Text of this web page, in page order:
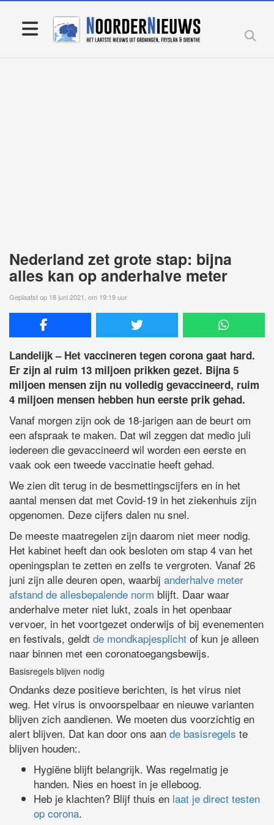
Nederland zet grote stap: bijna
alles kan op anderhalve meter
Geplaatst op 18 juni 2021, om 19:19 uur
Landelijk – Het vaccineren tegen corona gaat hard.
Er zijn al ruim 13 miljoen prikken gezet. Bijna 5
miljoen mensen zijn nu volledig gevaccineerd, ruim
4 miljoen mensen hebben hun eerste prik gehad.
Vanaf morgen zijn ook de 18-jarigen aan de beurt om
een afspraak te maken. Dat wil zeggen dat medio juli
iedereen die gevaccineerd wil worden een eerste en
vaak ook een tweede vaccinatie heeft gehad.
We zien dit terug in de besmettingscijfers en in het
aantal mensen dat met Covid-19 in het ziekenhuis zijn
opgenomen. Deze cijfers dalen nu snel.
De meeste maatregelen zijn daarom niet meer nodig.
Het kabinet heeft dan ook besloten om stap 4 van het
openingsplan te zetten en zelfs te vergroten. Vanaf 26
juni zijn alle deuren open, waarbij anderhalve meter
afstand de allesbepalende norm blijft. Daar waar
anderhalve meter niet lukt, zoals in het openbaar
vervoer, in het voortgezet onderwijs of bij evenementen
en festivals, geldt de mondkapjesplicht of kun je alleen
naar binnen met een coronatoegangsbewijs.
Basisregels blijven nodig
Ondanks deze positieve berichten, is het virus niet
weg. Het virus is onvoorspelbaar en nieuwe varianten
blijven zich aandienen. We moeten dus voorzichtig en
alert blijven. Dat kan door ons aan de basisregels te
blijven houden:.
Hygiëne blijft belangrijk. Was regelmatig je
handen. Nies en hoest in je elleboog.
Heb je klachten? Blijf thuis en laat je direct testen
op corona.